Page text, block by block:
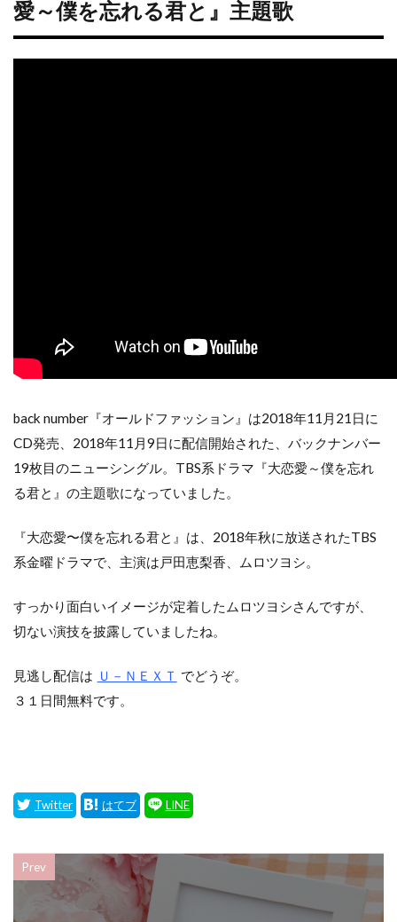
愛～僕を忘れる君と』主題歌
back number『オールドファッション』は2018年11月21日に
CD発売、2018年11月9日に配信開始された、バックナンバー
19枚目のニューシングル。TBS系ドラマ『大恋愛～僕を忘れ
る君と』の主題歌になっていました。
『大恋愛〜僕を忘れる君と』は、2018年秋に放送されたTBS
系金曜ドラマで、主演は戸田恵梨香、ムロツヨシ。
すっかり面白いイメージが定着したムロツヨシさんですが、
切ない演技を披露していましたね。
見逃し配信は Ｕ－ＮＥＸＴ でどうぞ。
３１日間無料です。
Prev